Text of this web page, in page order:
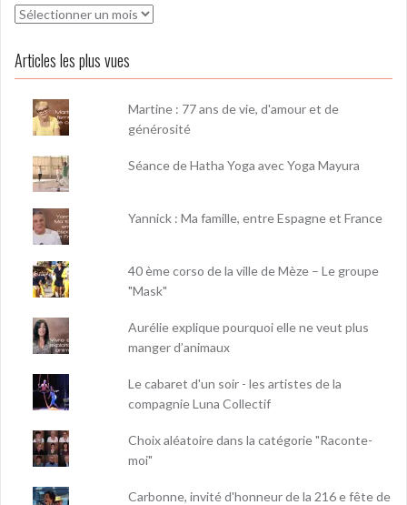
Archives
Articles les plus vues
Martine : 77 ans de vie, d'amour et de
générosité
Séance de Hatha Yoga avec Yoga Mayura
Yannick : Ma famille, entre Espagne et France
40 ème corso de la ville de Mèze – Le groupe
"Mask"
Aurélie explique pourquoi elle ne veut plus
manger d’animaux
Le cabaret d'un soir - les artistes de la
compagnie Luna Collectif
Choix aléatoire dans la catégorie "Raconte-
moi"
Carbonne, invité d'honneur de la 216 e fête de